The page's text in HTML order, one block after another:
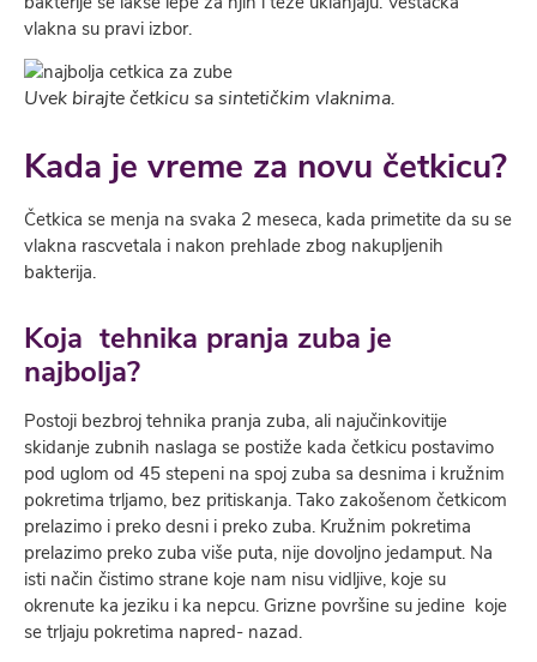
vlakna su pravi izbor.
Uvek birajte četkicu sa sintetičkim vlaknima.
Kada je vreme za novu četkicu?
Četkica se menja na svaka 2 meseca, kada primetite da su se
vlakna rascvetala i nakon prehlade zbog nakupljenih
bakterija.
Koja tehnika pranja zuba je
najbolja?
Postoji bezbroj tehnika pranja zuba, ali najučinkovitije
skidanje zubnih naslaga se postiže kada četkicu postavimo
pod uglom od 45 stepeni na spoj zuba sa desnima i kružnim
pokretima trljamo, bez pritiskanja. Tako zakošenom četkicom
prelazimo i preko desni i preko zuba. Kružnim pokretima
prelazimo preko zuba više puta, nije dovoljno jedamput. Na
isti način čistimo strane koje nam nisu vidljive, koje su
okrenute ka jeziku i ka nepcu. Grizne površine su jedine koje
se trljaju pokretima napred- nazad.